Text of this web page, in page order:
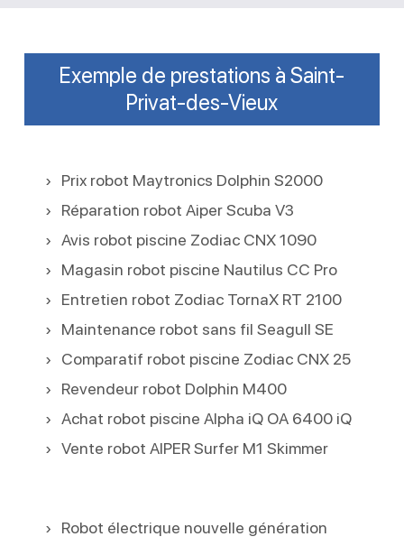
Exemple de prestations à Saint-
Privat-des-Vieux
Prix robot Maytronics Dolphin S2000
Réparation robot Aiper Scuba V3
Avis robot piscine Zodiac CNX 1090
Magasin robot piscine Nautilus CC Pro
Entretien robot Zodiac TornaX RT 2100
Maintenance robot sans fil Seagull SE
Comparatif robot piscine Zodiac CNX 25
Revendeur robot Dolphin M400
Achat robot piscine Alpha iQ OA 6400 iQ
Vente robot AIPER Surfer M1 Skimmer
Robot électrique nouvelle génération